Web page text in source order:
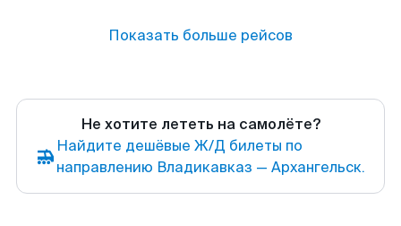
Показать больше рейсов
Не хотите лететь на самолёте?
Найдите дешёвые Ж/Д билеты по
направлению Владикавказ — Архангельск.